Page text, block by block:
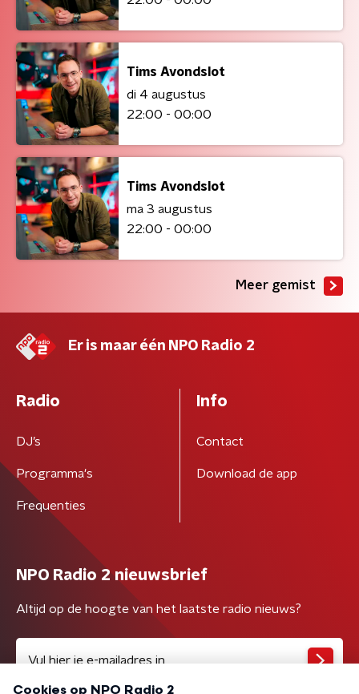
Tims Avondslot
di 4 augustus
22:00 - 00:00
Tims Avondslot
ma 3 augustus
22:00 - 00:00
Meer gemist
Er is maar één NPO Radio 2
Radio
DJ’s
Programma's
Frequenties
Info
Contact
Download de app
NPO Radio 2 nieuwsbrief
Altijd op de hoogte van het laatste radio nieuws?